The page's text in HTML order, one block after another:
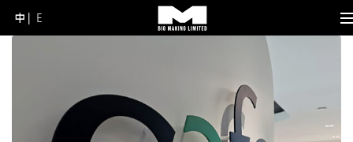
Skip
中 E